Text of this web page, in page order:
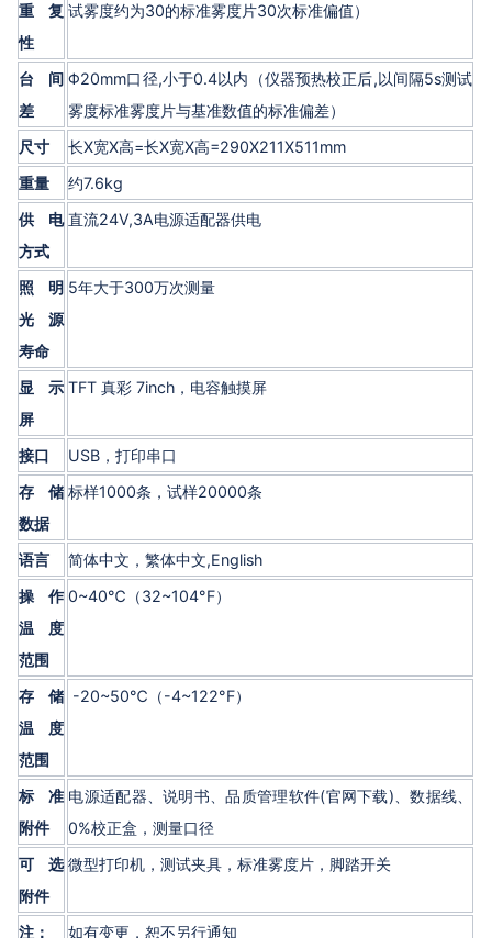
重复
性
试雾度约为30的标准雾度片30次标准偏值）
台间
差
Φ20mm口径,小于0.4以内（仪器预热校正后,以间隔5s测试
雾度标准雾度片与基准数值的标准偏差）
尺寸
长X宽X高=长X宽X高=290X211X511mm
重量
约7.6kg
供电
方式
直流24V,3A电源适配器供电
照明
光源
寿命
5年大于300万次测量
显示
屏
TFT 真彩 7inch，电容触摸屏
接口
USB，打印串口
存储
数据
标样1000条，试样20000条
语言
简体中文，繁体中文,English
操作
温度
范围
0~40℃（32~104°F）
存储
温度
范围
-20~50℃（-4~122°F）
标准
附件
电源适配器、说明书、品质管理软件(官网下载)、数据线、
0%校正盒，测量口径
可选
附件
微型打印机，测试夹具，标准雾度片，脚踏开关
注： 如有变更，恕不另行通知